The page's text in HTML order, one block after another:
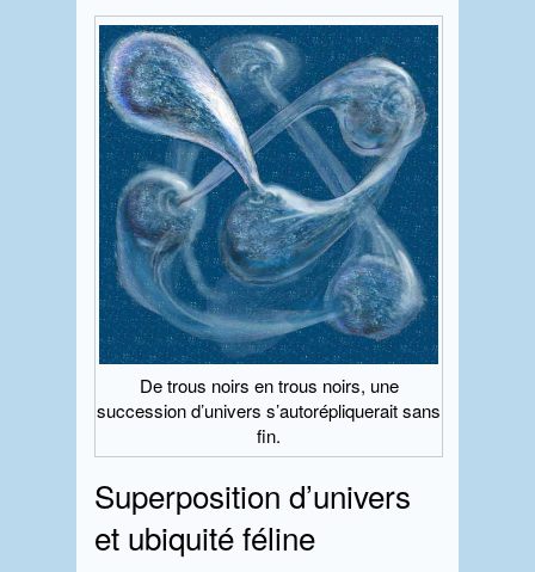
De trous noirs en trous noirs, une
succession d’univers s’autorépliquerait sans
fin.
Superposition d’univers
et ubiquité féline